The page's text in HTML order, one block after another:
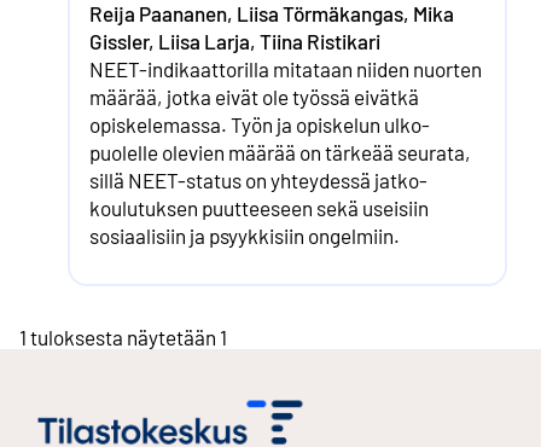
Reija Paananen, Liisa Törmäkangas, Mika
Gissler, Liisa Larja, Tiina Ristikari
NEET-indikaattorilla mitataan niiden nuorten
määrää, jotka eivät ole työssä eivätkä
opiskelemassa. Työn ja opiskelun ulko­
puolelle olevien määrää on tärkeää seurata,
sillä NEET-status on yhteydessä jatko­
koulutuksen puutteeseen sekä useisiin
sosiaalisiin ja psyykkisiin ongelmiin.
1 tuloksesta näytetään 1